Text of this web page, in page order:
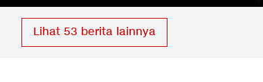
Lihat 53 berita lainnya